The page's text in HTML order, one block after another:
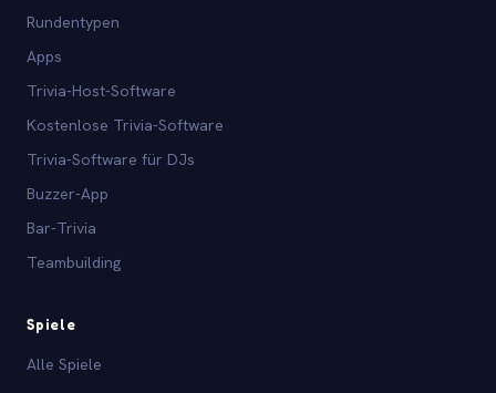
Rundentypen
Apps
Trivia-Host-Software
Kostenlose Trivia-Software
Trivia-Software für DJs
Buzzer-App
Bar-Trivia
Teambuilding
Spiele
Alle Spiele